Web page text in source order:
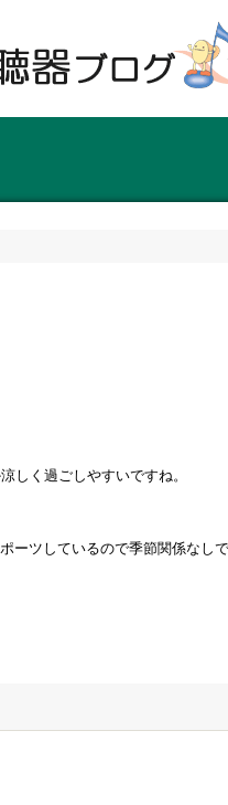
しく過ごしやすいですね。
ーツしているので季節関係なし